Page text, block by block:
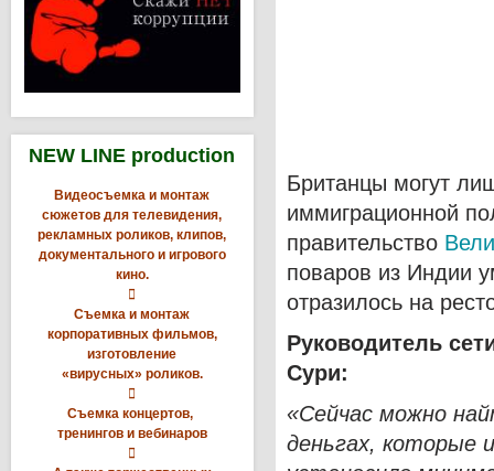
NEW LINE production
Видеосъемка и монтаж
сюжетов для телевидения,
рекламных роликов, клипов,
документального и игрового
кино.

Съемка и монтаж
корпоративных фильмов,
изготовление
«вирусных» роликов.

Съемка концертов,
тренингов и вебинаров

Британцы могут
иммиграционной
правительство
поваров из Индии
отразилось на
Руководитель
Сури:
«Сейчас можно
деньгах, которые